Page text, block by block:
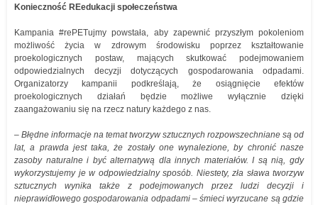
Konieczność REedukacji społeczeństwa
Kampania #rePETujmy powstała, aby zapewnić przyszłym pokoleniom
możliwość życia w zdrowym środowisku poprzez kształtowanie
proekologicznych postaw, mających skutkować podejmowaniem
odpowiedzialnych decyzji dotyczących gospodarowania odpadami.
Organizatorzy kampanii podkreślają, że osiągnięcie efektów
proekologicznych działań będzie możliwe wyłącznie dzięki
zaangażowaniu się na rzecz natury każdego z nas.
– Błędne informacje na temat tworzyw sztucznych rozpowszechniane są od
lat, a prawda jest taka, że zostały one wynalezione, by chronić nasze
zasoby naturalne i być alternatywą dla innych materiałów. I są nią, gdy
wykorzystujemy je w odpowiedzialny sposób. Niestety, zła sława tworzyw
sztucznych wynika także z podejmowanych przez ludzi decyzji i
nieprawidłowego gospodarowania odpadami – śmieci wyrzucane są gdzie